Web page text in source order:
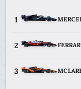
1
2
3